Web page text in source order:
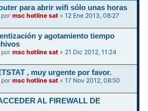
para abrir wifi sólo unas horas
pormsc hotline sat «12 Ene 2013, 08:27
y agotamiento tiempo
pormsc hotline sat « 21 Dic 2012, 11:24
, muy urgente por favor.
pormsc hotline sat «17 Nov 2012, 08:50
AL FIREWALL DE